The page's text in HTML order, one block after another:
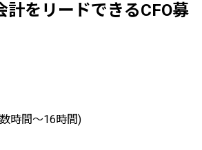
計をリードできるCFO募
時間〜16時間)